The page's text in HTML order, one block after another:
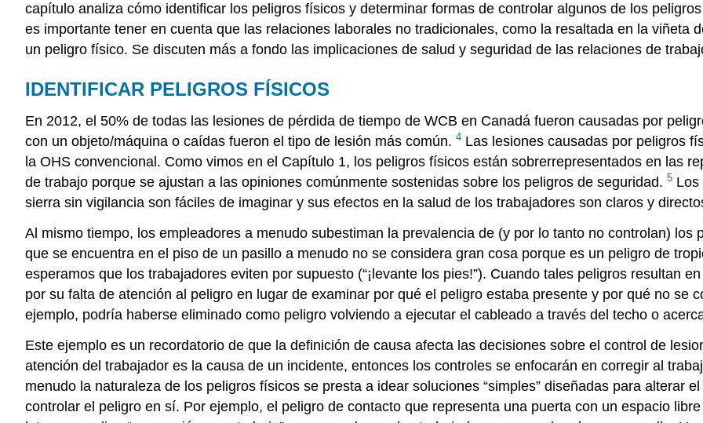
capítulo analiza cómo identificar los peligros físicos y determinar formas de controlar algunos de los
es importante tener en cuenta que las relaciones laborales no tradicionales, como la resaltada en la viñeta
un peligro físico. Se discuten más a fondo las implicaciones de salud y seguridad de las relaciones de
IDENTIFICAR PELIGROS FÍSICOS
En 2012, el 50% de todas las lesiones de pérdida de tiempo de WCB en Canadá fueron causadas por
con un objeto/máquina o caídas fueron el tipo de lesión más común. 4 Las lesiones causadas por peligros
la OHS convencional. Como vimos en el Capítulo 1, los peligros físicos están sobrerrepresentados en las
de trabajo porque se ajustan a las opiniones comúnmente sostenidas sobre los peligros de seguridad. 5 Los
sierra sin vigilancia son fáciles de imaginar y sus efectos en la salud de los trabajadores son claros y
Al mismo tiempo, los empleadores a menudo subestiman la prevalencia de (y por lo tanto no controlan)
que se encuentra en el piso de un pasillo a menudo no se considera gran cosa porque es un peligro de
esperamos que los trabajadores eviten por supuesto (“¡levante los pies!”). Cuando tales peligros resultan
por su falta de atención al peligro en lugar de examinar por qué el peligro estaba presente y por qué no se
ejemplo, podría haberse eliminado como peligro volviendo a ejecutar el cableado a través del techo o
Este ejemplo es un recordatorio de que la definición de causa afecta las decisiones sobre el control de
atención del trabajador es la causa de un incidente, entonces los controles se enfocarán en corregir al
menudo la naturaleza de los peligros físicos se presta a idear soluciones “simples” diseñadas para alterar
controlar el peligro en sí. Por ejemplo, el peligro de contacto que representa una puerta con un espacio